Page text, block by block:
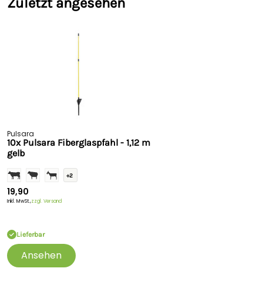
Pulsara
10x Pulsara Fiberglaspfahl - 1,12 m
gelb
+2
19,90
Inkl. MwSt.,zzgl. Versand
Lieferbar
Ansehen